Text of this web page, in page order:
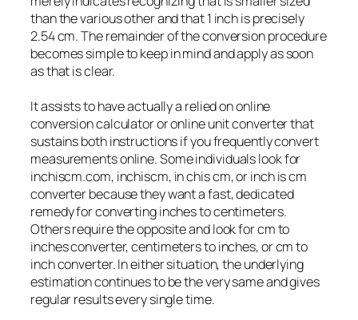
than the various other and that 1 inch is precisely
2.54 cm. The remainder of the conversion procedure
becomes simple to keep in mind and apply as soon
as that is clear.
It assists to have actually a relied on online
conversion calculator or online unit converter that
sustains both instructions if you frequently convert
measurements online. Some individuals look for
inchiscm.com, inchiscm, in chis cm, or inch is cm
converter because they want a fast, dedicated
remedy for converting inches to centimeters.
Others require the opposite and look for cm to
inches converter, centimeters to inches, or cm to
inch converter. In either situation, the underlying
estimation continues to be the very same and gives
regular results every single time.